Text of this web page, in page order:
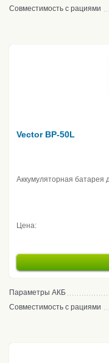
Совместимость с рациями
Vector BP-50L
Аккумуляторная батарея
Цена:
Параметры АКБ
Совместимость с рациями